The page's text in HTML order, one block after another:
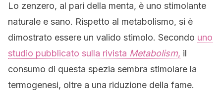
Lo zenzero, al pari della menta, è uno stimolante
naturale e sano. Rispetto al metabolismo, si è
dimostrato essere un valido stimolo. Secondo uno
studio pubblicato sulla rivista Metabolism, il
consumo di questa spezia sembra stimolare la
termogenesi, oltre a una riduzione della fame.